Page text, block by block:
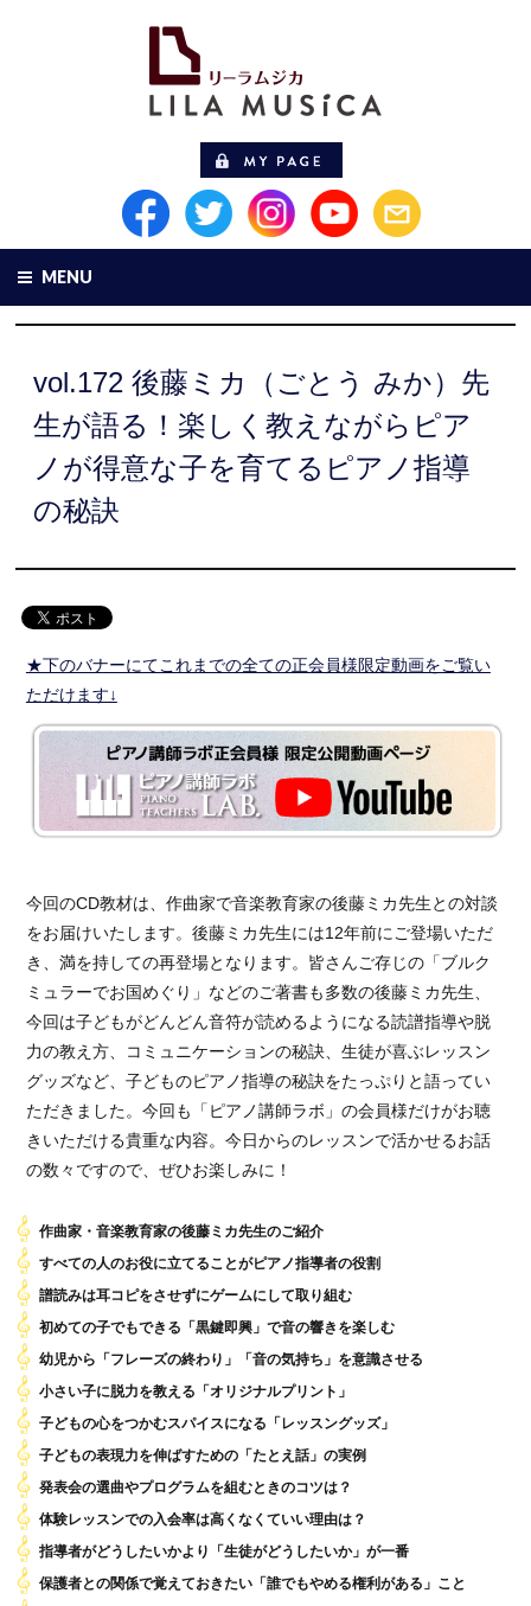
MENU
vol.172 後藤ミカ（ごとう みか）先
生が語る！楽しく教えながらピア
ノが得意な子を育てるピアノ指導
の秘訣
★下のバナーにてこれまでの全ての正会員様限定動画をご覧い
ただけます↓
今回のCD教材は、作曲家で音楽教育家の後藤ミカ先生との対談
をお届けいたします。後藤ミカ先生には12年前にご登場いただ
き、満を持しての再登場となります。皆さんご存じの「ブルク
ミュラーでお国めぐり」などのご著書も多数の後藤ミカ先生、
今回は子どもがどんどん音符が読めるようになる読譜指導や脱
力の教え方、コミュニケーションの秘訣、生徒が喜ぶレッスン
グッズなど、子どものピアノ指導の秘訣をたっぷりと語ってい
ただきました。今回も「ピアノ講師ラボ」の会員様だけがお聴
きいただける貴重な内容。今日からのレッスンで活かせるお話
の数々ですので、ぜひお楽しみに！
作曲家・音楽教育家の後藤ミカ先生のご紹介
すべての人のお役に立てることがピアノ指導者の役割
譜読みは耳コピをさせずにゲームにして取り組む
初めての子でもできる「黒鍵即興」で音の響きを楽しむ
幼児から「フレーズの終わり」「音の気持ち」を意識させる
小さい子に脱力を教える「オリジナルプリント」
子どもの心をつかむスパイスになる「レッスングッズ」
子どもの表現力を伸ばすための「たとえ話」の実例
発表会の選曲やプログラムを組むときのコツは？
体験レッスンでの入会率は高くなくていい理由は？
指導者がどうしたいかより「生徒がどうしたいか」が一番
保護者との関係で覚えておきたい「誰でもやめる権利がある」こと